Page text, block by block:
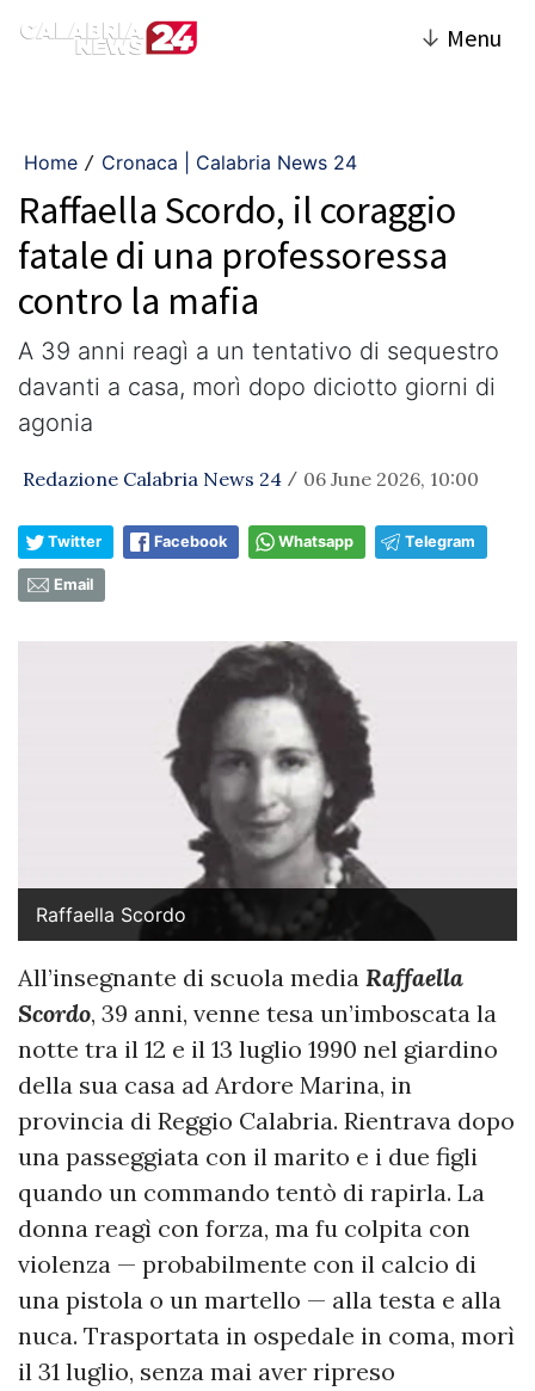
↓ Menu
Home / Cronaca | Calabria News 24
Raffaella Scordo, il coraggio
fatale di una professoressa
contro la mafia
A 39 anni reagì a un tentativo di sequestro
davanti a casa, morì dopo diciotto giorni di
agonia
Redazione Calabria News 24 / 06 June 2026, 10:00
Twitter Facebook Whatsapp Telegram
Email
Raffaella Scordo
All’insegnante di scuola media Raffaella
Scordo, 39 anni, venne tesa un’imboscata la
notte tra il 12 e il 13 luglio 1990 nel giardino
della sua casa ad Ardore Marina, in
provincia di Reggio Calabria. Rientrava dopo
una passeggiata con il marito e i due figli
quando un commando tentò di rapirla. La
donna reagì con forza, ma fu colpita con
violenza — probabilmente con il calcio di
una pistola o un martello — alla testa e alla
nuca. Trasportata in ospedale in coma, morì
il 31 luglio, senza mai aver ripreso